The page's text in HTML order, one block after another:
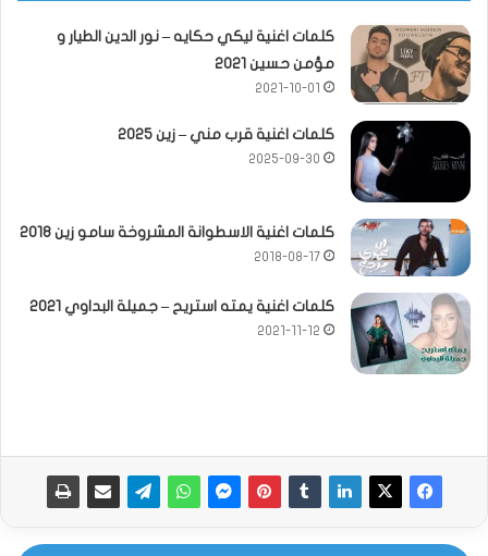
كلمات اغنية ليكي حكايه – نور الدين الطيار و
مؤمن حسين 2021
2021-10-01
كلمات اغنية قرب مني – زين 2025
2025-09-30
كلمات اغنية الاسطوانة المشروخة سامو زين 2018
2018-08-17
كلمات اغنية يمته استريح – جميلة البداوي 2021
2021-11-12